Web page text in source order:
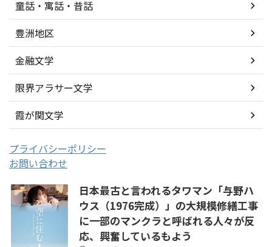
童話・寓話・昔話
豊洲地区
金融文学
限界アラサー文学
霞が関文学
プライバシーポリシー
お問い合わせ
日本最古と言われるタワマン「与野ハ
ウス（1976完成）」の大規模修繕工事
に一部のマンクラと呼ばれる人々が反
応、興奮しているもよう